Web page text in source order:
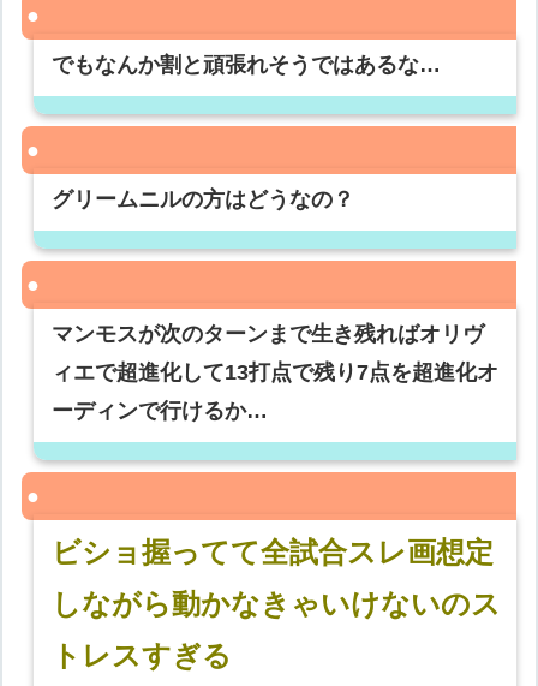
でもなんか割と頑張れそうではあるな…
グリームニルの方はどうなの？
マンモスが次のターンまで生き残ればオリヴ
ィエで超進化して13打点で残り7点を超進化オ
ーディンで行けるか…
ビショ握ってて全試合スレ画想定
しながら動かなきゃいけないのス
トレスすぎる